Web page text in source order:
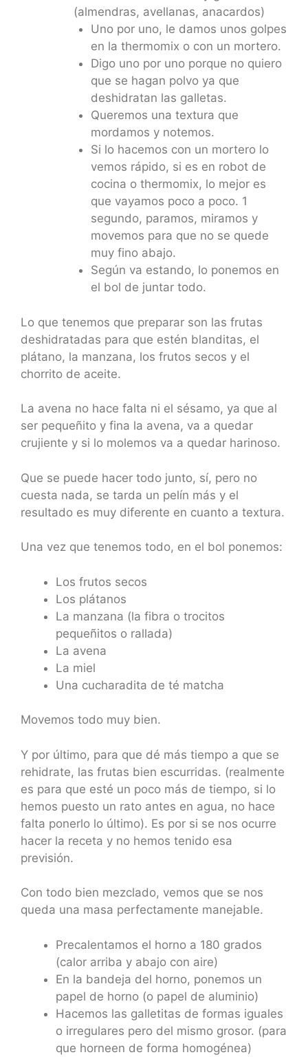
(almendras, avellanas, anacardos)
Uno por uno, le damos unos golpes
en la thermomix o con un mortero.
Digo uno por uno porque no quiero
que se hagan polvo ya que
deshidratan las galletas.
Queremos una textura que
mordamos y notemos.
Si lo hacemos con un mortero lo
vemos rápido, si es en robot de
cocina o thermomix, lo mejor es
que vayamos poco a poco. 1
segundo, paramos, miramos y
movemos para que no se quede
muy fino abajo.
Según va estando, lo ponemos en
el bol de juntar todo.
Lo que tenemos que preparar son las frutas
deshidratadas para que estén blanditas, el
plátano, la manzana, los frutos secos y el
chorrito de aceite.
La avena no hace falta ni el sésamo, ya que al
ser pequeñito y fina la avena, va a quedar
crujiente y si lo molemos va a quedar harinoso.
Que se puede hacer todo junto, sí, pero no
cuesta nada, se tarda un pelín más y el
resultado es muy diferente en cuanto a textura.
Una vez que tenemos todo, en el bol ponemos:
Los frutos secos
Los plátanos
La manzana (la fibra o trocitos
pequeñitos o rallada)
La avena
La miel
Una cucharadita de té matcha
Movemos todo muy bien.
Y por último, para que dé más tiempo a que se
rehidrate, las frutas bien escurridas. (realmente
es para que esté un poco más de tiempo, si lo
hemos puesto un rato antes en agua, no hace
falta ponerlo lo último). Es por si se nos ocurre
hacer la receta y no hemos tenido esa
previsión.
Con todo bien mezclado, vemos que se nos
queda una masa perfectamente manejable.
Precalentamos el horno a 180 grados
(calor arriba y abajo con aire)
En la bandeja del horno, ponemos un
papel de horno (o papel de aluminio)
Hacemos las galletitas de formas iguales
o irregulares pero del mismo grosor. (para
que horneen de forma homogénea)